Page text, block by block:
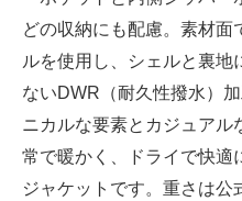
どの収納にも配慮。素材面
ルを使用し、シェルと裏地
ないDWR（耐久性撥水）
ニカルな要素とカジュアル
常で暖かく、ドライで快適
ジャケットです。重さは公